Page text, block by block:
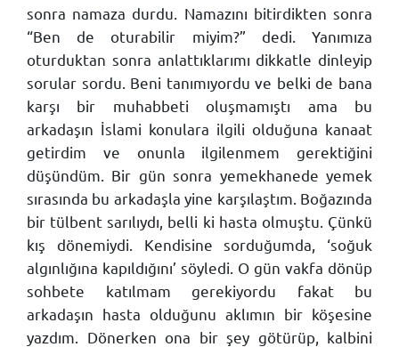
sonra namaza durdu. Namazını bitirdikten sonra
“Ben de oturabilir miyim?” dedi. Yanımıza
oturduktan sonra anlattıklarımı dikkatle dinleyip
sorular sordu. Beni tanımıyordu ve belki de bana
karşı bir muhabbeti oluşmamıştı ama bu
arkadaşın İslami konulara ilgili olduğuna kanaat
getirdim ve onunla ilgilenmem gerektiğini
düşündüm. Bir gün sonra yemekhanede yemek
sırasında bu arkadaşla yine karşılaştım. Boğazında
bir tülbent sarılıydı, belli ki hasta olmuştu. Çünkü
kış dönemiydi. Kendisine sorduğumda, ‘soğuk
algınlığına kapıldığını’ söyledi. O gün vakfa dönüp
sohbete katılmam gerekiyordu fakat bu
arkadaşın hasta olduğunu aklımın bir köşesine
yazdım. Dönerken ona bir şey götürüp, kalbini